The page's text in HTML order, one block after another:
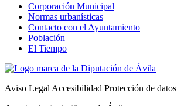
Corporación Municipal
Normas urbanísticas
Contacto con el Ayuntamiento
Población
El Tiempo
Aviso Legal Accesibilidad Protección de datos